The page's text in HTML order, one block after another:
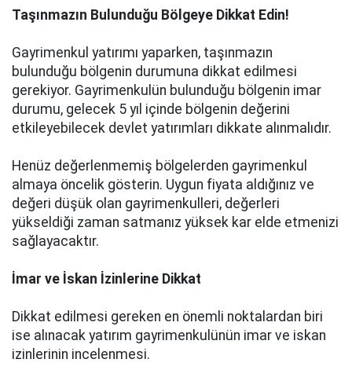
Taşınmazın Bulunduğu Bölgeye Dikkat Edin!
Gayrimenkul yatırımı yaparken, taşınmazın
bulunduğu bölgenin durumuna dikkat edilmesi
gerekiyor. Gayrimenkulün bulunduğu bölgenin imar
durumu, gelecek 5 yıl içinde bölgenin değerini
etkileyebilecek devlet yatırımları dikkate alınmalıdır.
Henüz değerlenmemiş bölgelerden gayrimenkul
almaya öncelik gösterin. Uygun fiyata aldığınız ve
değeri düşük olan gayrimenkulleri, değerleri
yükseldiği zaman satmanız yüksek kar elde etmenizi
sağlayacaktır.
İmar ve İskan İzinlerine Dikkat
Dikkat edilmesi gereken en önemli noktalardan biri
ise alınacak yatırım gayrimenkulünün imar ve iskan
izinlerinin incelenmesi.